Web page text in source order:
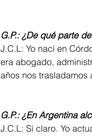
G.P.: ¿De qué parte
J.C.L: Yo nací en
era abogado,
años nos trasladamos
G.P.: ¿En Argentina
J.C.L: Si claro. Yo